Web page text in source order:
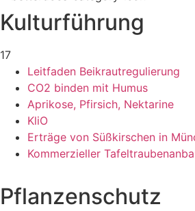
Kulturführung
17
Leitfaden Beikrautregulierung
CO2 binden mit Humus
Aprikose, Pfirsich, Nektarine
KliO
Erträge von Süßkirschen in
Kommerzieller
Pflanzenschutz